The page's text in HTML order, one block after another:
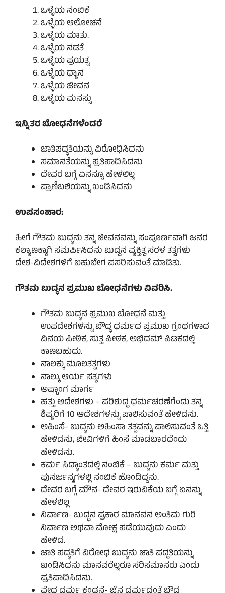
ಒಳ್ಳೆಯ ನಂಬಿಕೆ
ಒಳ್ಳೆಯ ಆಲೋಚನೆ
ಒಳ್ಳೆಯ ಮಾತು.
ಒಳ್ಳೆಯ ನಡತೆ
ಒಳ್ಳೆಯ ಪ್ರಯತ್ನ
ಒಳ್ಳೆಯ ಧ್ಯಾನ
ಒಳ್ಳೆಯ ಜೀವನ
ಒಳ್ಳೆಯ ಮನಸ್ಸು
ಇನ್ನಿತರ ಬೋಧನೆಗಳೆಂದರೆ
ಜಾತಿಪದ್ಧತಿಯನ್ನು ವಿರೋಧಿಸಿದನು
ಸಮಾನತೆಯನ್ನು ಪ್ರತಿಪಾದಿಸಿದನು
ದೇವರ ಬಗ್ಗೆ ಏನನ್ನೂ ಹೇಳಲಿಲ್ಲ
ಪ್ರಾಣಿಬಲಿಯನ್ನು ಖಂಡಿಸಿದನು
ಉಪಸಂಹಾರ:
ಹೀಗೆ ಗೌತಮ ಬುದ್ಧನು ತನ್ನ ಜೀವನವನ್ನು ಸಂಪೂರ್ಣವಾಗಿ ಜನರ
ಕಲ್ಯಾಣಕ್ಕಾಗಿ ಸಮರ್ಪಿಸಿದನು ಬುದ್ದನ ವ್ಯಕ್ತಿತ್ವ ಸರಳ ತತ್ವಗಳು
ದೇಶ-ವಿದೇಶಗಳಿಗೆ ಬಹುಬೇಗ ಪಸರಿಸುವಂತೆ ಮಾಡಿತು.
ಗೌತಮ ಬುದ್ಧನ ಪ್ರಮುಖ ಬೋಧನೆಗಳು ವಿವರಿಸಿ.
ಗೌತಮ ಬುದ್ಧನ ಪ್ರಮುಖ ಬೋಧನೆ ಮತ್ತು
ಉಪದೇಶಗಳನ್ನು ಬೌದ್ಧ ಧರ್ಮದ ಪ್ರಮುಖ ಗ್ರಂಥಗಳಾದ
ವಿನಯ ಪೀಠಿಕ, ಸುತ್ತ ಪೀಠಕ, ಅಭಿದಮ್ ಪಿಟಕದಲ್ಲಿ
ಕಾಣಬಹುದು.
ನಾಲಕ್ಕು ಮೂಲತತ್ವಗಳು
ನಾಲ್ಕು ಆರ್ಯ ಸತ್ಯಗಳು
ಅಷ್ಟಾಂಗ ಮಾರ್ಗ
ಹತ್ತು ಆದೇಶಗಳು – ಪರಿಶುದ್ಧ ಧರ್ಮಚರಣೆಗೆಂದು ತನ್ನ
ಶಿಷ್ಯರಿಗೆ 10 ಆದೇಶಗಳನ್ನು ಪಾಲಿಸುವಂತೆ ಹೇಳಿದನು.
ಅಹಿಂಸೆ- ಬುದ್ಧನು ಅಹಿಂಸಾ ತತ್ವವನ್ನು ಪಾಲಿಸುವಂತೆ ಒತ್ತಿ
ಹೇಳಿದನು, ಜೀವಿಗಳಿಗೆ ಹಿಂಸೆ ಮಾಡಬಾರದೆಂದು
ಹೇಳಿದನು.
ಕರ್ಮ ಸಿದ್ಧಾಂತದಲ್ಲಿ ನಂಬಿಕೆ – ಬುದ್ದನು ಕರ್ಮ ಮತ್ತು
ಪುನರ್ಜನ್ಮಗಳಲ್ಲಿ ನಂಬಿಕೆ ಹೊಂದಿದ್ದನು.
ದೇವರ ಬಗ್ಗೆ ಮೌನ- ದೇವರ ಇರುವಿಕೆಯ ಬಗ್ಗೆ ಏನನ್ನು
ಹೇಳಲಿಲ್ಲ
ನಿರ್ವಾಣ- ಬುದ್ಧನ ಪ್ರಕಾರ ಮಾನವನ ಅಂತಿಮ ಗುರಿ
ನಿರ್ವಾಣ ಅಥವಾ ಮೋಕ್ಷ ಪಡೆಯುವುದು ಎಂದು
ಹೇಳಿದ.
ಜಾತಿ ಪದ್ಧತಿಗೆ ವಿರೋಧ ಬುದ್ಧನು ಜಾತಿ ಪದ್ಧತಿಯನ್ನು
ಖಂಡಿಸಿದನು ಮಾನವರೆಲ್ಲರೂ ಸರಿಸಮಾನರು ಎಂದು
ಪ್ರತಿಪಾದಿಸಿದನು.